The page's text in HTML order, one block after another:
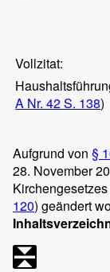
Vollzitat:
A Nr. 42 S. 138)
Aufgrund von §
28. November
120) geändert